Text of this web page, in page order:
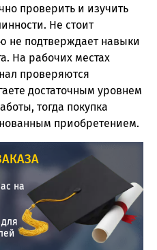
проверить и изучить
Не стоит
не подтверждает навыки
На рабочих местах
проверяются
достаточным уровнем
тогда покупка
приобретением.
на